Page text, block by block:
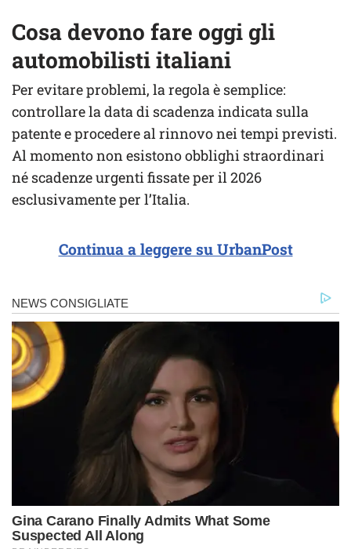
Cosa devono fare oggi gli
automobilisti italiani
Per evitare problemi, la regola è semplice:
controllare la data di scadenza indicata sulla
patente e procedere al rinnovo nei tempi previsti.
Al momento non esistono obblighi straordinari
né scadenze urgenti fissate per il 2026
esclusivamente per l’Italia.
Continua a leggere su UrbanPost